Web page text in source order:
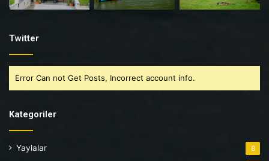
Twitter
Error Can not Get Posts, Incorrect account info.
Kategoriler
Yaylalar 8